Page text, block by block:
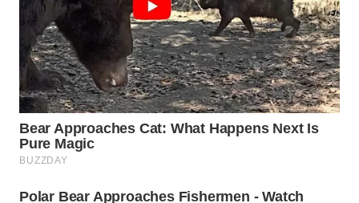
WN
PAKPAK
WN
KARAWANG
WN
BEKASI
WN